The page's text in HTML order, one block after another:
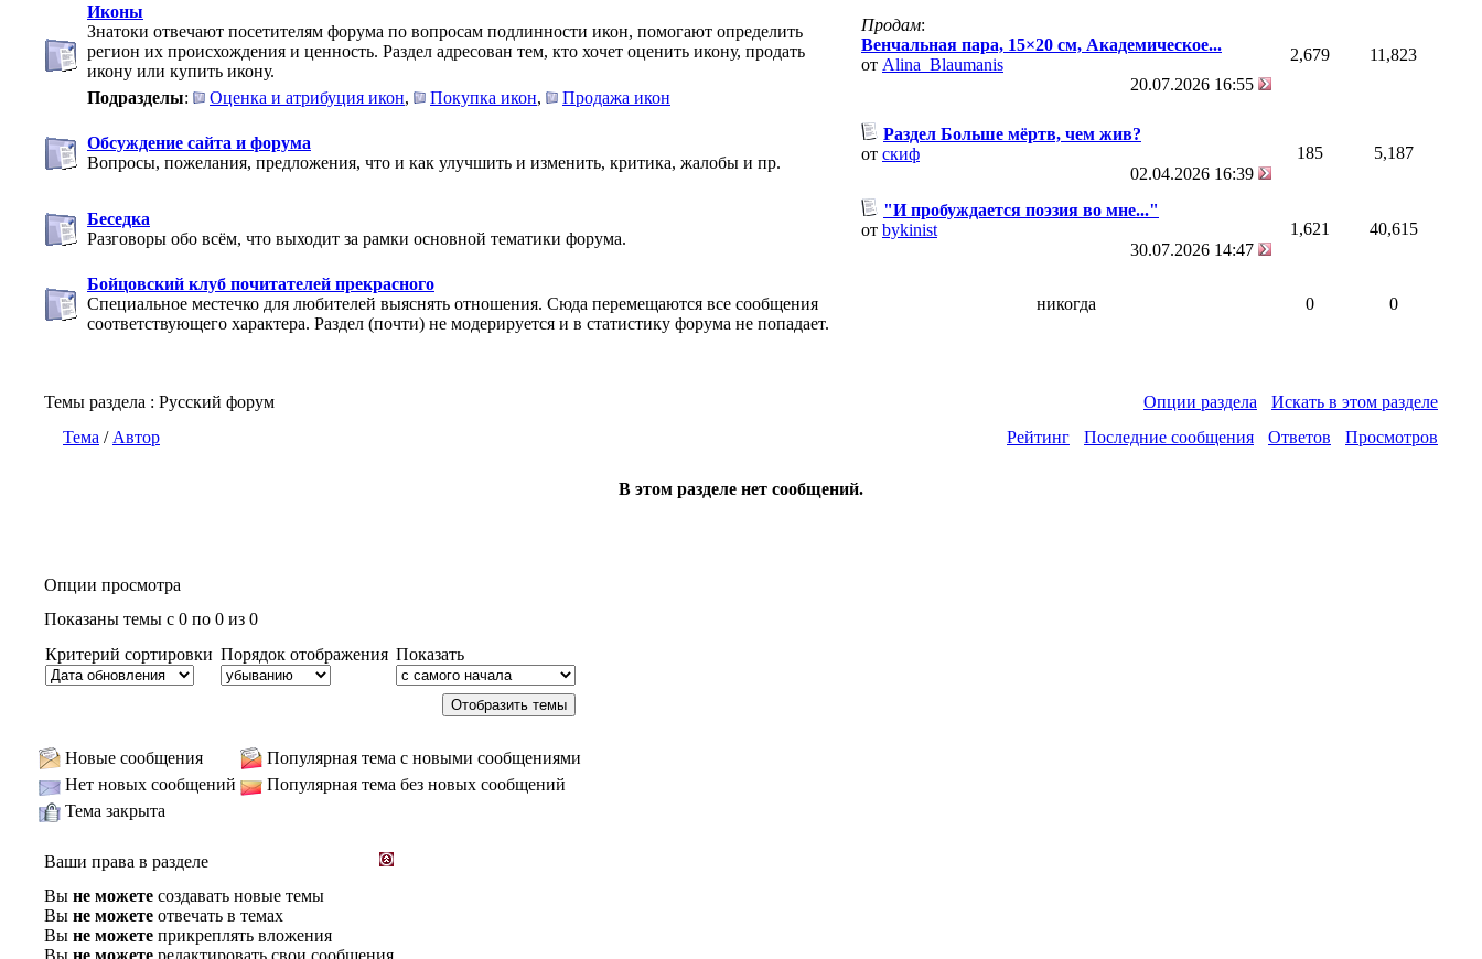
Иконы
Знатоки отвечают посетителям форума по вопросам подлинности икон, помогают определить
регион их происхождения и ценность. Раздел адресован тем, кто хочет оценить икону, продать
икону или купить икону.
Подразделы: Оценка и атрибуция икон, Покупка икон, Продажа икон
Продам:
Венчальная пара, 15×20 см, Академическое...
от Alina_Blaumanis
20.07.2026 16:55
2,679 11,823
Обсуждение сайта и форума
Вопросы, пожелания, предложения, что и как улучшить и изменить, критика, жалобы и пр.
Раздел Больше мёртв, чем жив?
от скиф
02.04.2026 16:39
185 5,187
Беседка
Разговоры обо всём, что выходит за рамки основной тематики форума.
"И пробуждается поэзия во мне..."
от bykinist
30.07.2026 14:47
1,621 40,615
Бойцовский клуб почитателей прекрасного
Специальное местечко для любителей выяснять отношения. Сюда перемещаются все сообщения
соответствующего характера. Раздел (почти) не модерируется и в статистику форума не попадает.
никогда 0 0
Темы раздела : Русский форум Опции раздела
Искать в этом разделе
Рейтинг
Тема / Автор Последние сообщения Ответов Просмотров
В этом разделе нет сообщений.
Опции просмотра
Показаны темы с 0 по 0 из 0
Критерий сортировки Порядок отображения Показать
Новые сообщения
Популярная тема с новыми сообщениями
Нет новых сообщений
Популярная тема без новых сообщений
Тема закрыта
Ваши права в разделе
Вы не можете создавать новые темы
Вы не можете отвечать в темах
Вы не можете прикреплять вложения
Вы не можете редактировать свои сообщения